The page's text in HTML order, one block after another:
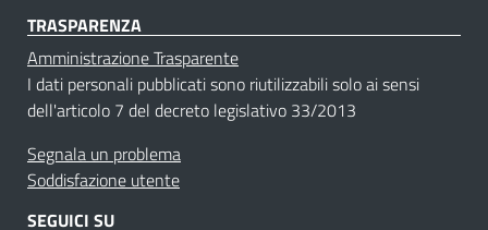
TRASPARENZA
Amministrazione Trasparente
I dati personali pubblicati sono riutilizzabili solo ai sensi
dell'articolo 7 del decreto legislativo 33/2013
Segnala un problema
Soddisfazione utente
SEGUICI SU